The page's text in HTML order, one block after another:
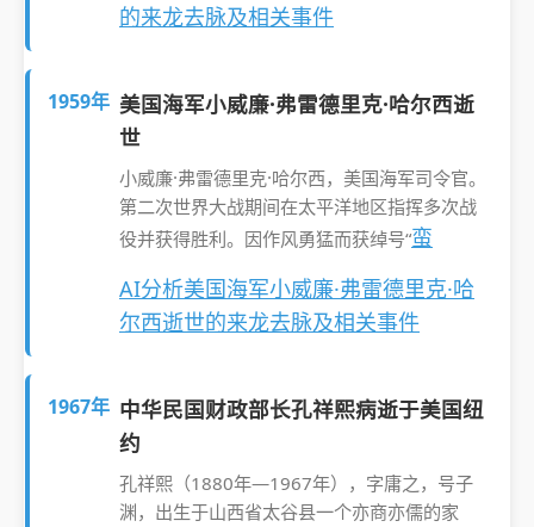
的来龙去脉及相关事件
1959年 美国海军小威廉·弗雷德里克·哈尔西逝
世
小威廉·弗雷德里克·哈尔西，美国海军司令官。
第二次世界大战期间在太平洋地区指挥多次战
役并获得胜利。因作风勇猛而获绰号“蛮
AI分析美国海军小威廉·弗雷德里克·哈
尔西逝世的来龙去脉及相关事件
1967年 中华民国财政部长孔祥熙病逝于美国纽
约
孔祥熙（1880年—1967年），字庸之，号子
渊，出生于山西省太谷县一个亦商亦儒的家